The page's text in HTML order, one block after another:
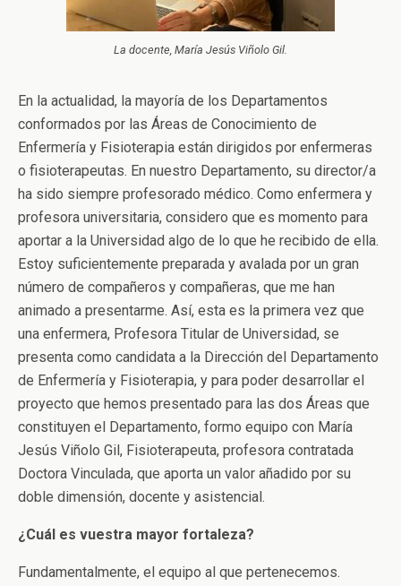
La docente, María Jesús Viñolo Gil.
En la actualidad, la mayoría de los Departamentos
conformados por las Áreas de Conocimiento de
Enfermería y Fisioterapia están dirigidos por enfermeras
o fisioterapeutas. En nuestro Departamento, su director/a
ha sido siempre profesorado médico. Como enfermera y
profesora universitaria, considero que es momento para
aportar a la Universidad algo de lo que he recibido de ella.
Estoy suficientemente preparada y avalada por un gran
número de compañeros y compañeras, que me han
animado a presentarme. Así, esta es la primera vez que
una enfermera, Profesora Titular de Universidad, se
presenta como candidata a la Dirección del Departamento
de Enfermería y Fisioterapia, y para poder desarrollar el
proyecto que hemos presentado para las dos Áreas que
constituyen el Departamento, formo equipo con María
Jesús Viñolo Gil, Fisioterapeuta, profesora contratada
Doctora Vinculada, que aporta un valor añadido por su
doble dimensión, docente y asistencial.
¿Cuál es vuestra mayor fortaleza?
Fundamentalmente, el equipo al que pertenecemos.